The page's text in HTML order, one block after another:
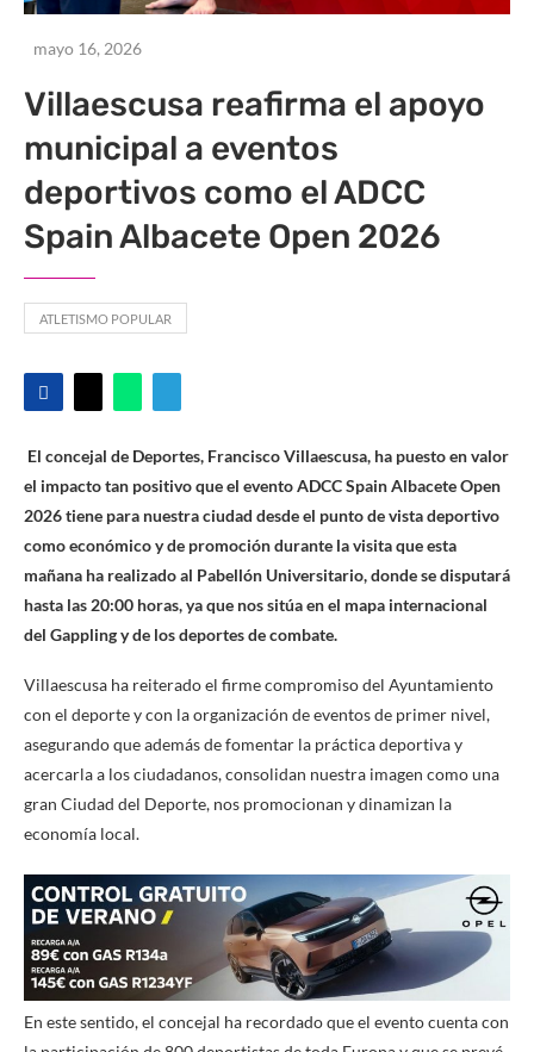
mayo 16, 2026
Villaescusa reafirma el apoyo
municipal a eventos
deportivos como el ADCC
Spain Albacete Open 2026
ATLETISMO POPULAR
El concejal de Deportes, Francisco Villaescusa, ha puesto en valor
el impacto tan positivo que el evento ADCC Spain Albacete Open
2026 tiene para nuestra ciudad desde el punto de vista deportivo
como económico y de promoción durante la visita que esta
mañana ha realizado al Pabellón Universitario, donde se disputará
hasta las 20:00 horas, ya que nos sitúa en el mapa internacional
del Gappling y de los deportes de combate.
Villaescusa ha reiterado el firme compromiso del Ayuntamiento
con el deporte y con la organización de eventos de primer nivel,
asegurando que además de fomentar la práctica deportiva y
acercarla a los ciudadanos, consolidan nuestra imagen como una
gran Ciudad del Deporte, nos promocionan y dinamizan la
economía local.
En este sentido, el concejal ha recordado que el evento cuenta con